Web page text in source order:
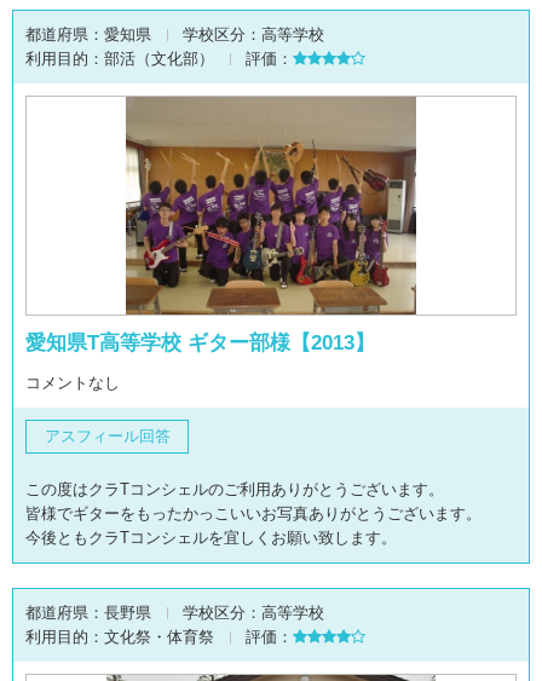
都道府県： 愛知県 学校区分： 高等学校
利用目的： 部活（文化部） 評価：
愛知県T高等学校 ギター部様【2013】
コメントなし
アスフィール回答
この度はクラTコンシェルのご利用ありがとうございます。
皆様でギターをもったかっこいいお写真ありがとうございます。
今後ともクラTコンシェルを宜しくお願い致します。
都道府県： 長野県 学校区分： 高等学校
利用目的： 文化祭・体育祭 評価：